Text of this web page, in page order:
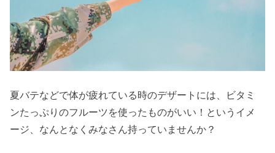
夏バテなどで体が疲れている時のデザートには、ビタミ
ンたっぷりのフルーツを使ったものがいい！というイメ
ージ、なんとなくみなさん持っていませんか？